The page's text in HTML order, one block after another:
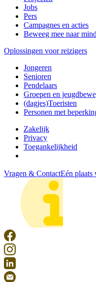
Jobs
Pers
Campagnes en acties
Beweeg mee naar
Oplossingen voor reizigers
Jongeren
Senioren
Pendelaars
Groepen en
(dagjes)Toeristen
Personen met
Zakelijk
Privacy
Toegankelijkheid
Vragen & ContactEén plaats